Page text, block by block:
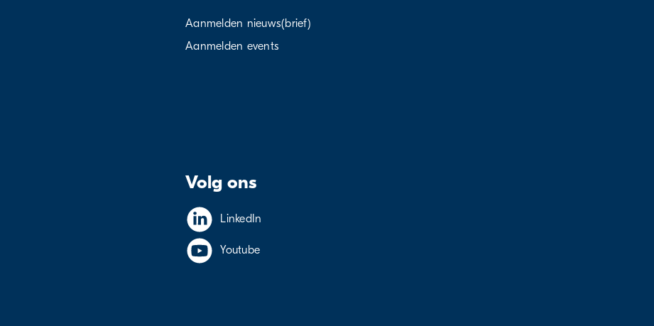
Aanmelden nieuws(brief)
Aanmelden events
Volg ons
LinkedIn
Youtube